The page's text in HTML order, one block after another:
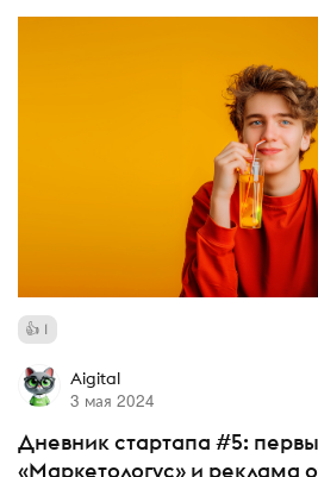
1
Aigital
3 мая 2024
Дневник стартапа #5:
«Маркетологус» и реклама